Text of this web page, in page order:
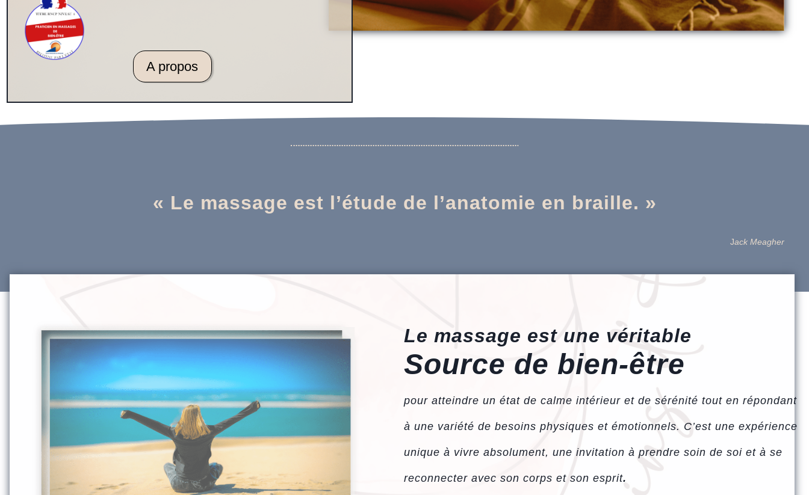
A propos
« Le massage est l’étude de l’anatomie en braille. »
Jack Meagher
Le massage est une véritable
Source de bien-être
pour atteindre un état de calme intérieur et de sérénité tout en répondant
à une variété de besoins physiques et émotionnels. C’est une expérience
unique à vivre absolument, une invitation à prendre soin de soi et à se
reconnecter avec son corps et son esprit.